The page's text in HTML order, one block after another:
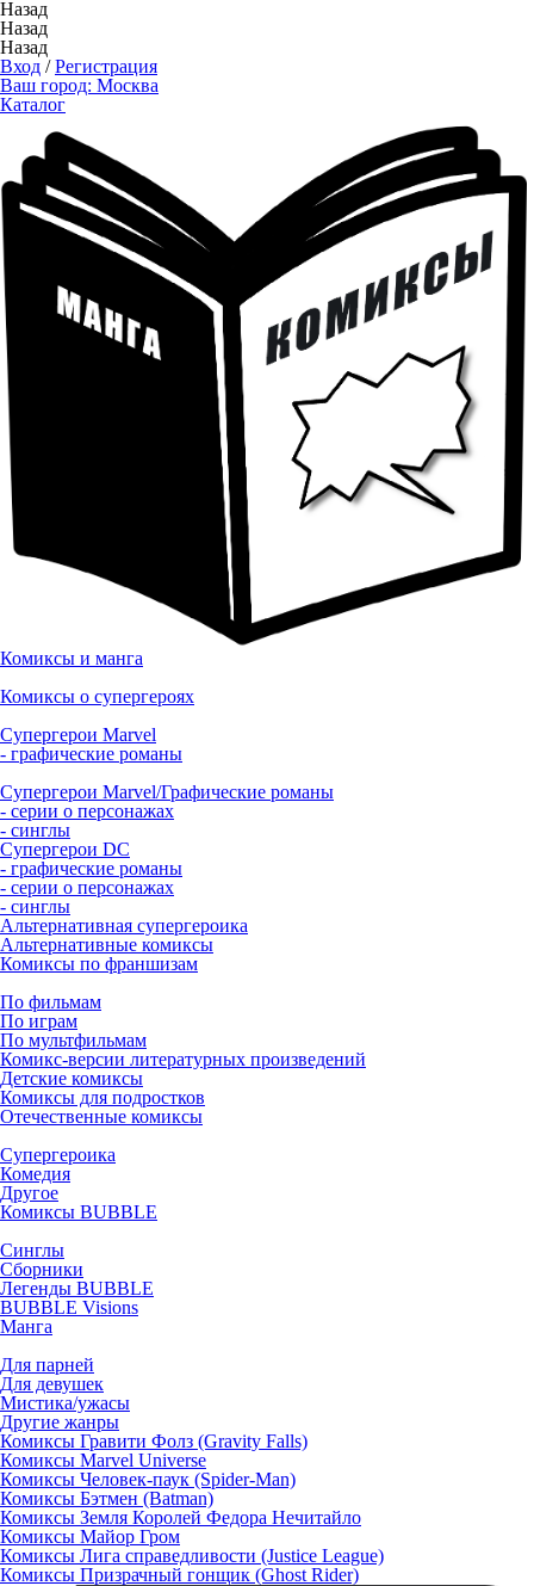
Назад
Назад
Назад
Вход /Регистрация
Ваш город: Москва
Каталог
Комиксы и манга
Комиксы о супергероях
Супергерои Marvel
- графические романы
Супергерои Marvel/Графические романы
- серии о персонажах
- синглы
Супергерои DC
- графические романы
- серии о персонажах
- синглы
Альтернативная супергероика
Альтернативные комиксы
Комиксы по франшизам
По фильмам
По играм
По мультфильмам
Комикс-версии литературных произведений
Детские комиксы
Комиксы для подростков
Отечественные комиксы
Супергероика
Комедия
Другое
Комиксы BUBBLE
Синглы
Сборники
Легенды BUBBLE
BUBBLE Visions
Манга
Для парней
Для девушек
Мистика/ужасы
Другие жанры
Комиксы Гравити Фолз (Gravity Falls)
Комиксы Marvel Universe
Комиксы Человек-паук (Spider-Man)
Комиксы Бэтмен (Batman)
Комиксы Земля Королей Федора Нечитайло
Комиксы Майор Гром
Комиксы Лига справедливости (Justice League)
Комиксы Призрачный гонщик (Ghost Rider)